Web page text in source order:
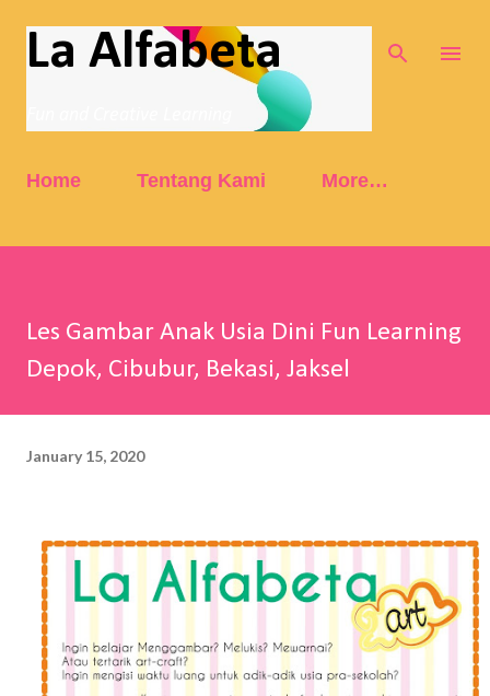
Skip to main content
La Alfabeta
Home Tentang Kami More…
Les Gambar Anak Usia Dini Fun Learning
Depok, Cibubur, Bekasi, Jaksel
January 15, 2020